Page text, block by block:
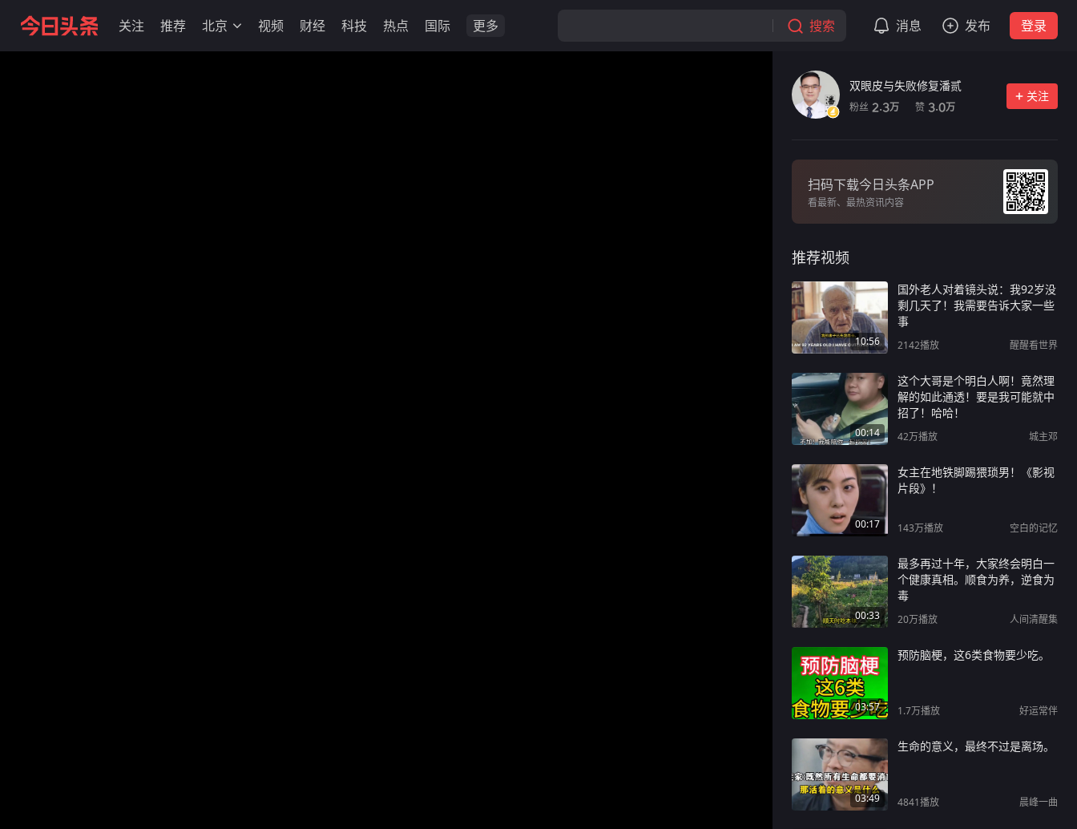
关注 推荐 北京 视频 财经 科技 热点 国际 更多 搜索 消息 发布 登录
双眼皮与失败修复潘贰
粉丝 2.3万 赞 3.0万
关注
扫码下载今日头条APP
看最新、最热资讯内容
推荐视频
10:56
国外老人对着镜头说：我92岁没
剩几天了！我需要告诉大家一些
事
2142播放 醒醒看世界
00:14
这个大哥是个明白人啊！竟然理
解的如此通透！要是我可能就中
招了！哈哈！
42万播放 城主邓
00:17
女主在地铁脚踢猥琐男！《影视
片段》！
143万播放 空白的记忆
00:33
最多再过十年，大家终会明白一
个健康真相。顺食为养，逆食为
毒
20万播放 人间清醒集
03:57
预防脑梗，这6类食物要少吃。
1.7万播放 好运常伴
03:49
生命的意义，最终不过是离场。
4841播放 晨峰一曲